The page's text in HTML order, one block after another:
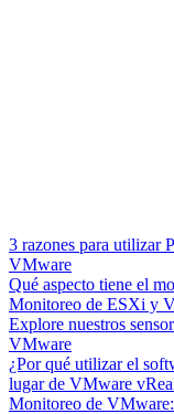
3 razones para utilizar
VMware
Qué aspecto tiene el
Monitoreo de ESXi y
Explore nuestros
VMware
¿Por qué utilizar el
lugar de VMware
Monitoreo de VMware: